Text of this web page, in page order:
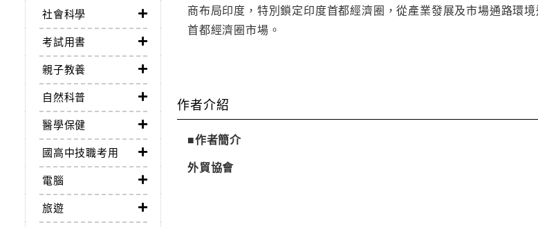
社會科學
考試用書
親子教養
自然科普
醫學保健
國高中技職考用
電腦
旅遊
商布局印度，特別鎖定印度首都經濟圈，從產業發展及市場通路環
首都經濟圈市場。
作者介紹
■作者簡介
外貿協會